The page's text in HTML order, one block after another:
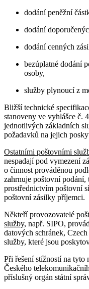
dodání peněžní
dodání
dodání cenných
bezúplatné dodání
osoby,
služby plynoucí z
Bližší technické
stanoveny ve vyhlášce č.
jednotlivých základních
požadavků na jejich
Ostatními poštovními
nespadají pod vymezení
o činnost prováděnou
zahrnuje poštovní
prostřednictvím poštovní
poštovní zásilky příjemci.
Někteří provozovatelé
služby, např. SIPO,
datových schránek,
služby, které jsou
Při řešení stížností na tyto
Českého
příslušný orgán státní